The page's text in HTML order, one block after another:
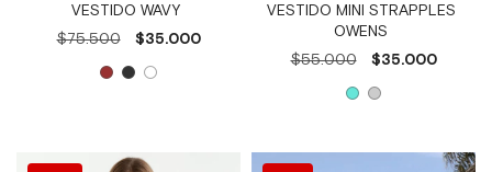
VESTIDO WAVY
$75.500
$35.000
VESTIDO MINI STRAPPLES
OWENS
$55.000
$35.000